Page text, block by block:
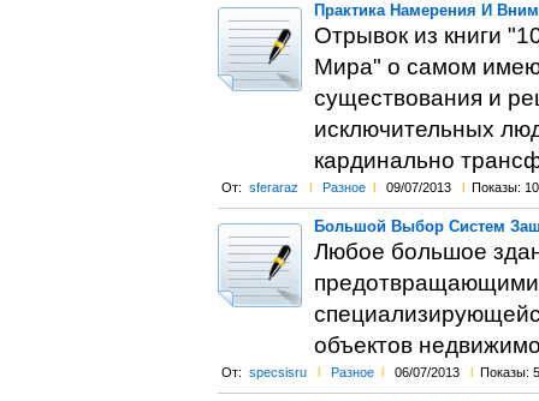
Практика Намерения И
Отрывок из книги
Мира" о самом
существования и
исключительных
кардинально
От: sferaraz l Разное l 09/07/2013 l Показы:
Большой Выбор Систем
Любое большое
предотвращающими
объектов
От: specsisru l Разное l 06/07/2013 l Показы: